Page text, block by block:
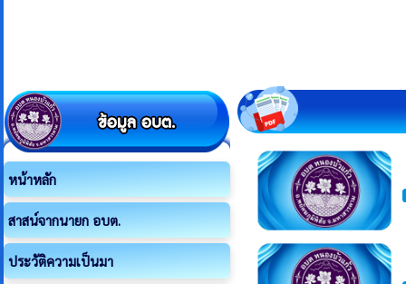
หน้าหลัก
สาสน์จากนายก อบต.
ประวัติความเป็นมา